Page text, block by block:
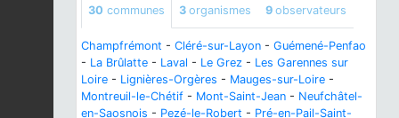
30 communes 3 organismes 9 observateurs
Champfrémont - Cléré-sur-Layon - Guémené-Penfao
- La Brûlatte - Laval - Le Grez - Les Garennes sur
Loire - Lignières-Orgères - Mauges-sur-Loire -
Montreuil-le-Chétif - Mont-Saint-Jean - Neufchâtel-
en-Saosnois - Pezé-le-Robert - Pré-en-Pail-Saint-